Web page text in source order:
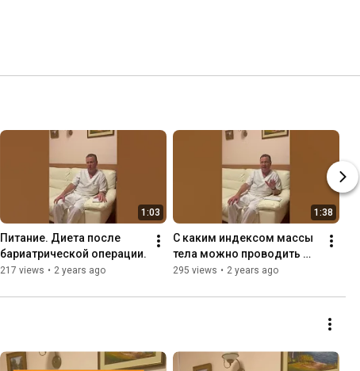
1:03
Питание. Диета после
бариатрической операции.
217 views • 2 years ago
1:38
С каким индексом массы
тела можно проводить
бариатрическую
295 views • 2 years ago